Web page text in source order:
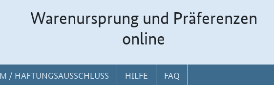
Warenursprung und Präferenzen
online
/ HAFTUNGSAUSSCHLUSS HILFE FAQ